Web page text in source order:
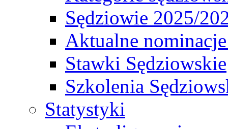
Sędziowie 2025/
Aktualne
Stawki Sędziowskie
Szkolenia
Statystyki